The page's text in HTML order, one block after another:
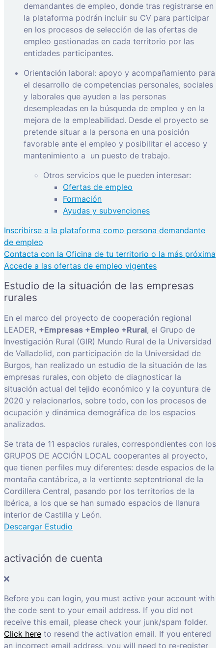
demandantes de empleo, donde tras registrarse en
la plataforma podrán incluir su CV para participar
en los procesos de selección de las ofertas de
empleo gestionadas en cada territorio por las
entidades participantes.
Orientación laboral: apoyo y acompañamiento para
el desarrollo de competencias personales, sociales
y laborales que ayuden a las personas
desempleadas en la búsqueda de empleo y en la
mejora de la empleabilidad. Desde el proyecto se
pretende situar a la persona en una posición
favorable ante el empleo y posibilitar el acceso y
mantenimiento a un puesto de trabajo.
Otros servicios que le pueden interesar:
Ofertas de empleo
Formación
Ayudas y subvenciones
Inscribirse a la plataforma como persona demandante
de empleo
Contacta con la Oficina de tu territorio o la más próxima
Accede a las ofertas de empleo vigentes
Estudio de la situación de las empresas
rurales
En el marco del proyecto de cooperación regional
LEADER, +Empresas +Empleo +Rural, el Grupo de
Investigación Rural (GIR) Mundo Rural de la Universidad
de Valladolid, con participación de la Universidad de
Burgos, han realizado un estudio de la situación de las
empresas rurales, con objeto de diagnosticar la
situación actual del tejido económico y la coyuntura de
2020 y relacionarlos, sobre todo, con los procesos de
ocupación y dinámica demográfica de los espacios
analizados.
Se trata de 11 espacios rurales, correspondientes con los
GRUPOS DE ACCIÓN LOCAL cooperantes al proyecto,
que tienen perfiles muy diferentes: desde espacios de la
montaña cantábrica, a la vertiente septentrional de la
Cordillera Central, pasando por los territorios de la
Ibérica, a los que se han sumado espacios de llanura
interior de Castilla y León.
Descargar Estudio
activación de cuenta
Before you can login, you must active your account with
the code sent to your email address. If you did not
receive this email, please check your junk/spam folder.
Click here to resend the activation email. If you entered
an incorrect email address, you will need to re-register